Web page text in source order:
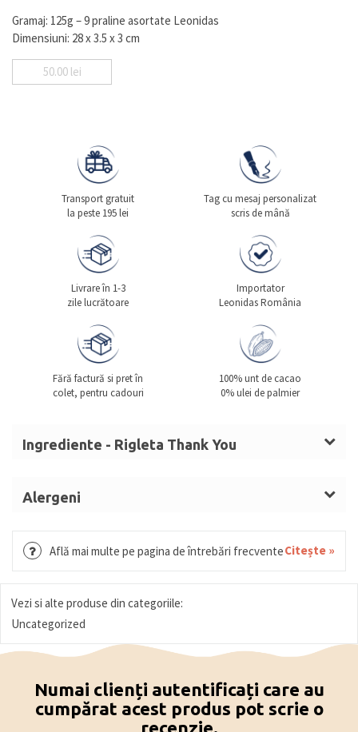
Gramaj: 125g – 9 praline asortate Leonidas
Dimensiuni: 28 x 3.5 x 3 cm
50.00 lei
Transport gratuit
la peste 195 lei
Tag cu mesaj personalizat
scris de mână
Livrare în 1-3
zile lucrătoare
Importator
Leonidas România
Fără factură si pret în
colet, pentru cadouri
100% unt de cacao
0% ulei de palmier
Ingrediente - Rigleta Thank You
integral,ALUNE DE PADURE
LAPTE
zahar invertit, alcool, umectant (sorbitol), arome,
confiate (portocala, pepene), sirop sorbitol, miere,
biscuite(GRAU (GLUTEN), OUA),
capsuni, pudra de cacao, visine,
SOIA,antioxidanti (ascorbil palmitat), agent
antiaglomerant (oxid de siliciu)), invertazica,FISTIC
Alergeni
MIGDALE, GRAU, GLUTEN, OUA, MIGDALE, SOIA,
Află mai multe pe pagina de întrebări frecventeCitește »
Vezi si alte produse din categoriile:
Uncategorized
Numai clienți autentificați care au
cumpărat acest produs pot scrie o
recenzie.